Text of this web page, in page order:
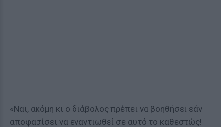
«Ναι, ακόμη κι ο διάβολος πρέπει να βοηθήσει εάν
αποφασίσει να εναντιωθεί σε αυτό το καθεστώς!